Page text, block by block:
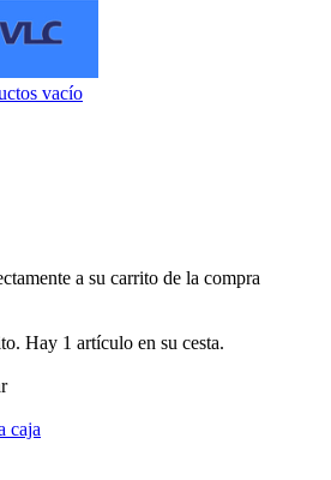
vacío
a su carrito de la compra
Hay 1 artículo en su cesta.
caja